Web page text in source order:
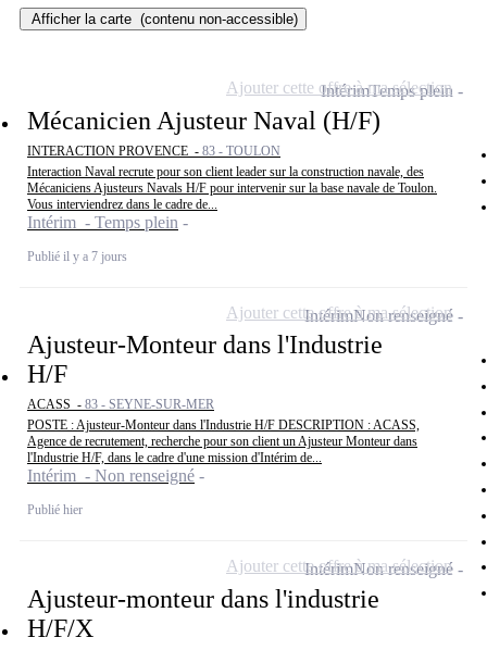
Afficher la carte (contenu non-accessible)
Mécanicien Ajusteur Naval (H/F)
INTERACTION PROVENCE - 83 - TOULON
Interaction Naval recrute pour son client leader sur la construction navale, des
Mécaniciens Ajusteurs Navals H/F pour intervenir sur la base navale de Toulon.
Vous interviendrez dans le cadre de...
Intérim - Temps plein
Publié il y a 7 jours
IntérimTemps plein
Ajouter cette offre à ma sélection
Ajusteur-Monteur dans l'Industrie
H/F
ACASS - 83 - SEYNE-SUR-MER
POSTE : Ajusteur-Monteur dans l'Industrie H/F DESCRIPTION : ACASS,
Agence de recrutement, recherche pour son client un Ajusteur Monteur dans
l'Industrie H/F, dans le cadre d'une mission d'Intérim de...
Intérim - Non renseigné
Publié hier
IntérimNon renseigné
Ajouter cette offre à ma sélection
Ajusteur-monteur dans l'industrie
H/F/X
IntérimNon renseigné
Ajouter cette offre à ma sélection